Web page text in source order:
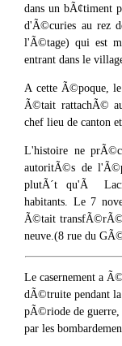
dans un bÃ¢timent
d'Ã©curies au rez
l'Ã©tage) qui est
entrant dans le
A cette Ã©poque,
Ã©tait rattachÃ©
chef lieu de canton
L'histoire ne
autoritÃ©s de
plutÃ´t qu'Ã
habitants. Le 7
Ã©tait
neuve.(8 rue du
Le casernement a
dÃ©truite pendant la
pÃ©riode de
par les